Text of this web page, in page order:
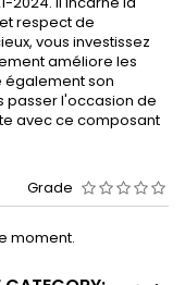
respect de
vous investissez
améliore les
également son
passer l'occasion de
avec ce composant
Grade
moment.